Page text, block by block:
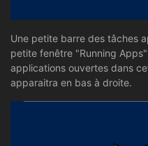
Une petite barre des tâches
petite fenêtre "Running
applications ouvertes dans
apparaitra en bas à droite.